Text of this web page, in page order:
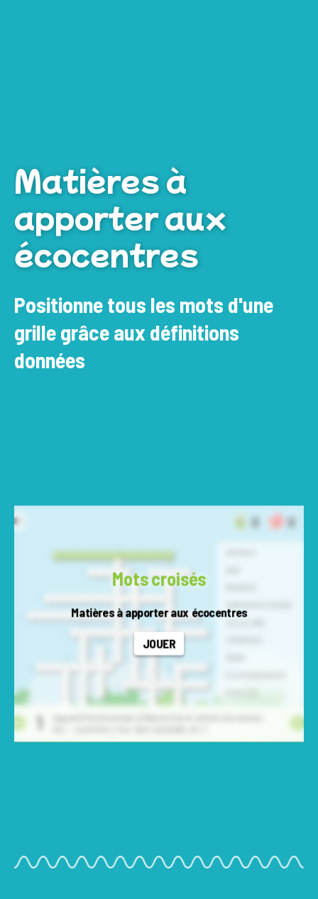
Matières à
apporter aux
écocentres
Positionne tous les mots d'une
grille grâce aux définitions
données